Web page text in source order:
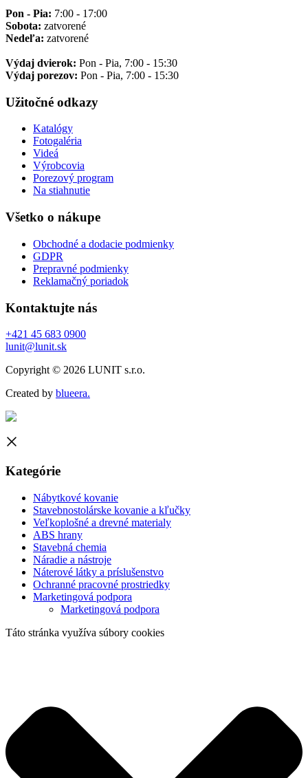
Pon - Pia: 7:00 - 17:00
Sobota: zatvorené
Nedeľa: zatvorené
Výdaj dvierok: Pon - Pia, 7:00 - 15:30
Výdaj porezov: Pon - Pia, 7:00 - 15:30
Užitočné odkazy
Katalógy
Fotogaléria
Videá
Výrobcovia
Porezový program
Na stiahnutie
Všetko o nákupe
Obchodné a dodacie podmienky
GDPR
Prepravné podmienky
Reklamačný poriadok
Kontaktujte nás
+421 45 683 0900
lunit@lunit.sk
Copyright © 2026 LUNIT s.r.o.
Created by blueera.
Kategórie
Nábytkové kovanie
Stavebnostolárske kovanie a kľučky
Veľkoplošné a drevné materialy
ABS hrany
Stavebná chemia
Náradie a nástroje
Náterové látky a príslušenstvo
Ochranné pracovné prostriedky
Marketingová podpora
Marketingová podpora
Táto stránka využíva súbory cookies